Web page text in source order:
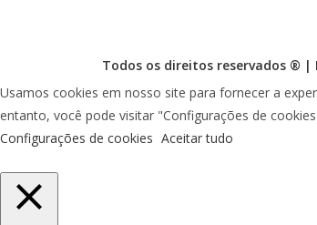
Todos os direitos reservados ® |
Usamos cookies em nosso site para fornecer a
entanto, você pode visitar "Configurações de
Configurações de cookies Aceitar tudo